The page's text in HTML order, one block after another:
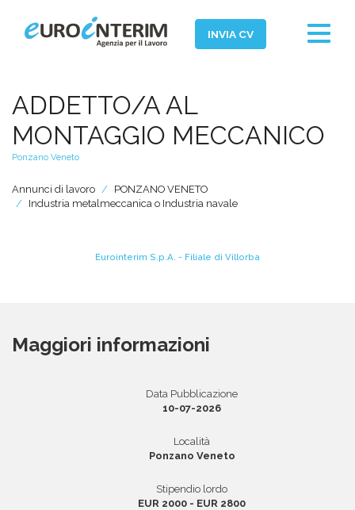
INVIA CV
Toggle
Chi Siamo
Aziende
Persone
Servizi
Lavora con noi
INVIA CV
ADDETTO/A AL
MONTAGGIO MECCANICO
Ponzano Veneto
Annunci di lavoro
PONZANO VENETO
Industria metalmeccanica o Industria navale
Eurointerim S.p.A. - Filiale di Villorba
Maggiori informazioni
Data Pubblicazione
10-07-2026
Località
Ponzano Veneto
Stipendio lordo
EUR 2000 - EUR 2800